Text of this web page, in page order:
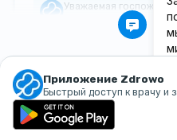
Приложение Zdrowo
Быстрый доступ к врачу и
Уважаемая госпожа
такой теплый и
Смотреть